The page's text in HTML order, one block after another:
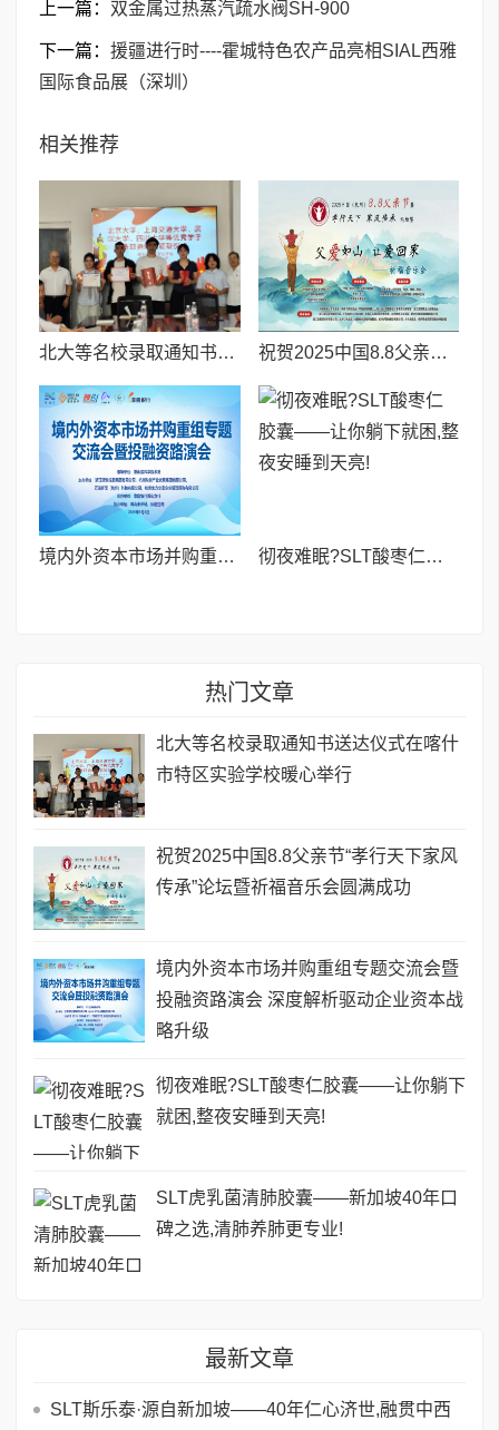
上一篇： 双金属过热蒸汽疏水阀SH-900
下一篇： 援疆进行时----霍城特色农产品亮相SIAL西雅
国际食品展（深圳）
相关推荐
北大等名校录取通知书送达仪式在喀什市特区实验学校暖心举行 祝贺2025中国8.8父亲节“孝行天下家风传承”论坛暨祈福音乐会圆满成功
境内外资本市场并购重组专题交流会暨投融资路演会 深度解析驱动企业资本战略升级 彻夜难眠?SLT酸枣仁胶囊——让你躺下就困,整夜安睡到天亮!
热门文章
北大等名校录取通知书送达仪式在喀什
市特区实验学校暖心举行
祝贺2025中国8.8父亲节“孝行天下家风
传承”论坛暨祈福音乐会圆满成功
境内外资本市场并购重组专题交流会暨
投融资路演会 深度解析驱动企业资本战
略升级
彻夜难眠?SLT酸枣仁胶囊——让你躺下
就困,整夜安睡到天亮!
SLT虎乳菌清肺胶囊——新加坡40年口
碑之选,清肺养肺更专业!
最新文章
SLT斯乐泰·源自新加坡——40年仁心济世,融贯中西